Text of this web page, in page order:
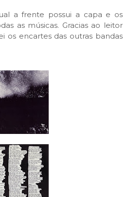
a frente possui a capa e os
as músicas. Gracias ao leitor
os encartes das outras bandas